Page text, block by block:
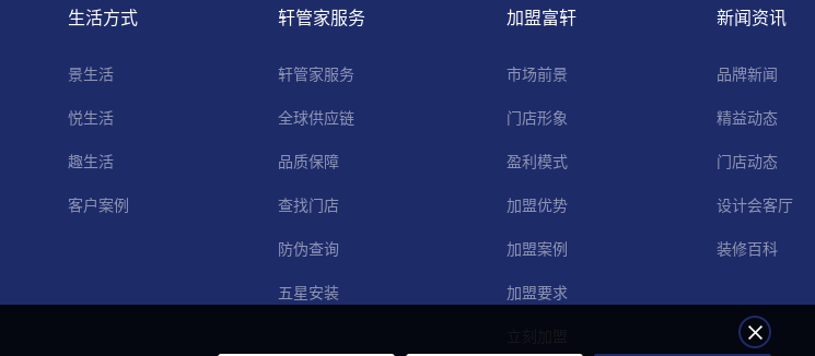
生活方式
景生活
悦生活
趣生活
客户案例
轩管家服务
轩管家服务
全球供应链
品质保障
查找门店
防伪查询
五星安装
加盟富轩
市场前景
门店形象
盈利模式
加盟优势
加盟案例
加盟要求
新闻资讯
品牌新闻
精益动态
门店动态
设计会客厅
装修百科